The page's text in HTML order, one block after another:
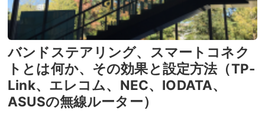
バンドステアリング、スマートコネク
トとは何か、その効果と設定方法（TP-
Link、エレコム、NEC、IODATA、
ASUSの無線ルーター）